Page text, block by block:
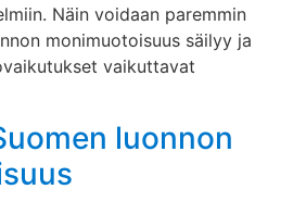
Näin voidaan paremmin
monimuotoisuus säilyy ja
vaikuttavat
luonnon